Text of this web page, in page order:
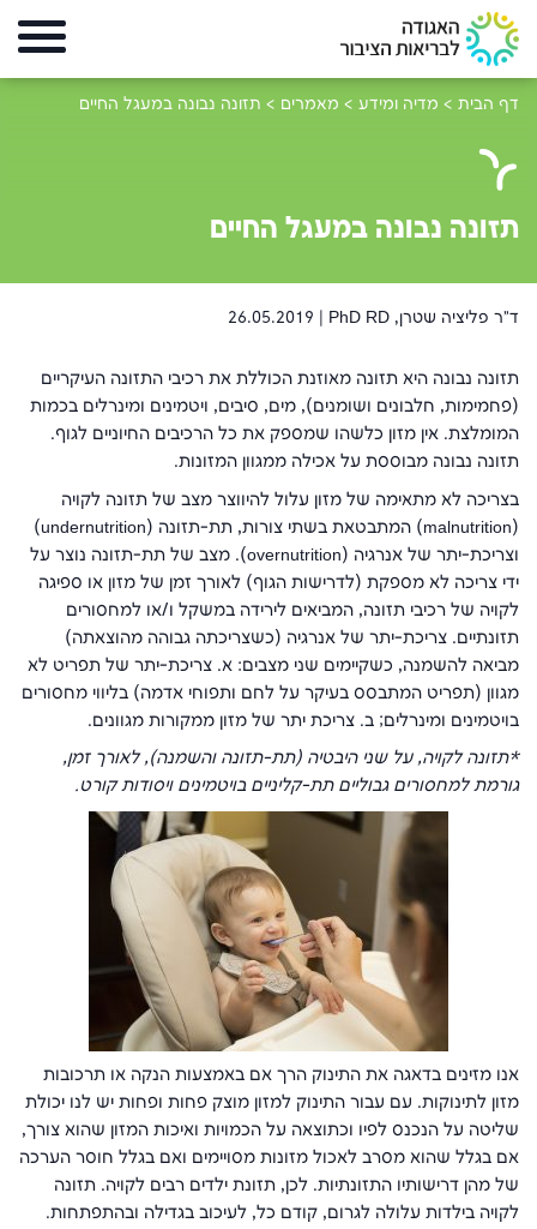
דף הבית > מדיה ומידע > מאמרים > תזונה נבונה במעגל החיים
תזונה נבונה במעגל החיים
ד"ר פליציה שטרן, PhD RD | 26.05.2019
תזונה נבונה היא תזונה מאוזנת הכוללת את רכיבי התזונה העיקריים
(פחמימות, חלבונים ושומנים), מים, סיבים, ויטמינים ומינרלים בכמות
המומלצת. אין מזון כלשהו שמספק את כל הרכיבים החיוניים לגוף.
תזונה נבונה מבוססת על אכילה ממגוון המזונות.
בצריכה לא מתאימה של מזון עלול להיווצר מצב של תזונה לקויה
(malnutrition) המתבטאת בשתי צורות, תת-תזונה (undernutrition)
וצריכת-יתר של אנרגיה (overnutrition). מצב של תת-תזונה נוצר על
ידי צריכה לא מספקת (לדרישות הגוף) לאורך זמן של מזון או ספיגה
לקויה של רכיבי תזונה, המביאים לירידה במשקל ו/או למחסורים
תזונתיים. צריכת-יתר של אנרגיה (כשצריכתה גבוהה מהוצאתה)
מביאה להשמנה, כשקיימים שני מצבים: א. צריכת-יתר של תפריט לא
מגוון (תפריט המתבסס בעיקר על לחם ותפוחי אדמה) בליווי מחסורים
בויטמינים ומינרלים; ב. צריכת יתר של מזון ממקורות מגוונים.
*תזונה לקויה, על שני היבטיה (תת-תזונה והשמנה), לאורך זמן,
גורמת למחסורים גבוליים תת-קליניים בויטמינים ויסודות קורט.
אנו מזינים בדאגה את התינוק הרך אם באמצעות הנקה או תרכובות
מזון לתינוקות. עם עבור התינוק למזון מוצק פחות ופחות יש לנו יכולת
שליטה על הנכנס לפיו וכתוצאה על הכמויות ואיכות המזון שהוא צורך,
אם בגלל שהוא מסרב לאכול מזונות מסויימים ואם בגלל חוסר הערכה
של מהן דרישותיו התזונתיות. לכן, תזונת ילדים רבים לקויה. תזונה
לקויה בילדות עלולה לגרום, קודם כל, לעיכוב בגדילה ובהתפתחות.